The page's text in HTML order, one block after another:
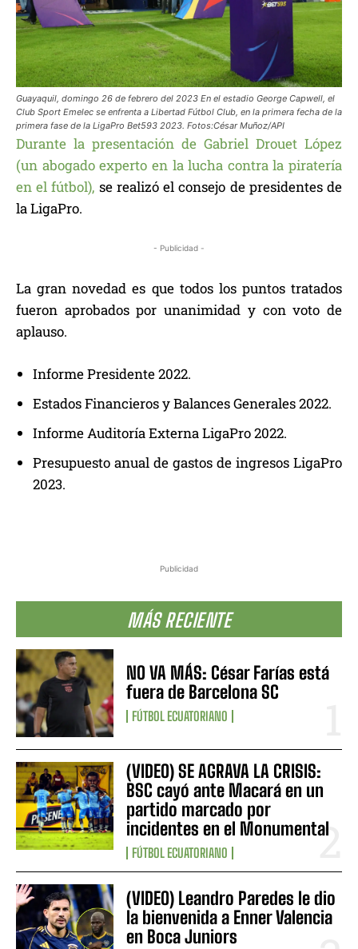
Publicidad
MÁS RECIENTE
NO VA MÁS: César Farías está
fuera de Barcelona SC
FÚTBOL ECUATORIANO
(VIDEO) SE AGRAVA LA CRISIS:
BSC cayó ante Macará en un
partido marcado por
incidentes en el Monumental
FÚTBOL ECUATORIANO
(VIDEO) Leandro Paredes le dio
la bienvenida a Enner Valencia
en Boca Juniors
Guayaquil, domingo 26 de febrero del 2023 En el estadio George Capwell, el
Club Sport Emelec se enfrenta a Libertad Fútbol Club, en la primera fecha de la
primera fase de la LigaPro Bet593 2023. Fotos:César Muñoz/API
Durante la presentación de Gabriel Drouet López
(un abogado experto en la lucha contra la piratería
en el fútbol), se realizó el consejo de presidentes de
la LigaPro.
- Publicidad -
La gran novedad es que todos los puntos tratados
fueron aprobados por unanimidad y con voto de
aplauso.
Informe Presidente 2022.
Estados Financieros y Balances Generales 2022.
Informe Auditoría Externa LigaPro 2022.
Presupuesto anual de gastos de ingresos LigaPro
2023.